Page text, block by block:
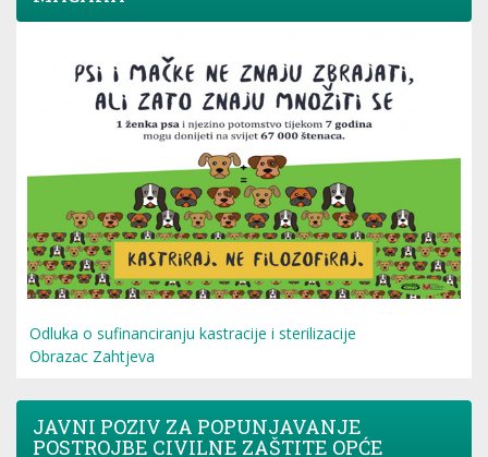
Odluka o sufinanciranju kastracije i sterilizacije
Obrazac Zahtjeva
JAVNI POZIV ZA POPUNJAVANJE
POSTROJBE CIVILNE ZAŠTITE OPĆE